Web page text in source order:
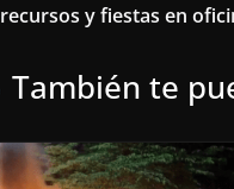
recursos y fiestas en
También te